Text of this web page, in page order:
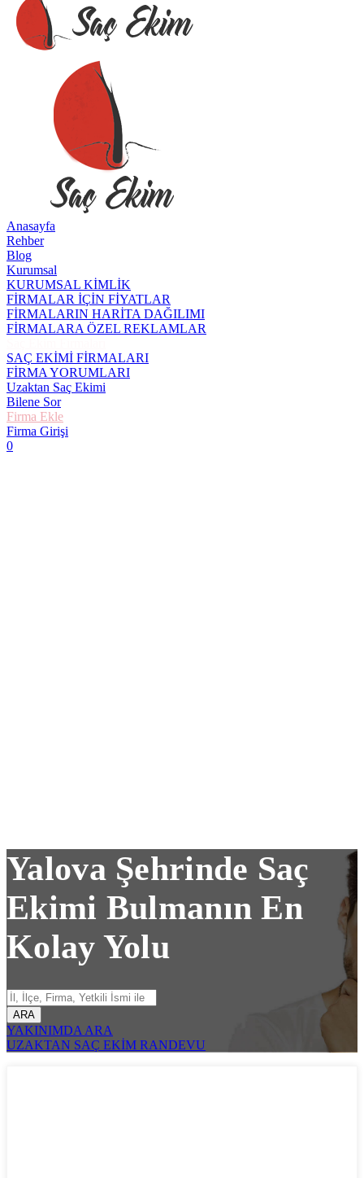
Anasayfa
Rehber
Blog
Kurumsal
KURUMSAL KİMLİK
FİRMALAR İÇİN FİYATLAR
FİRMALARIN HARİTA DAĞILIMI
FİRMALARA ÖZEL REKLAMLAR
SAÇ EKİMİ FİRMALARI
FİRMA YORUMLARI
Uzaktan Saç Ekimi
Bilene Sor
Firma Ekle
Firma Girişi
0
Yalova Şehrinde Saç
Ekimi Bulmanın En
Kolay Yolu
ARA
YAKINIMDA ARA
UZAKTAN SAÇ EKİM RANDEVU